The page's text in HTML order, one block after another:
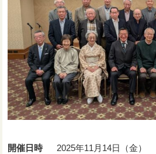
開催日時 2025年11月14日（金）